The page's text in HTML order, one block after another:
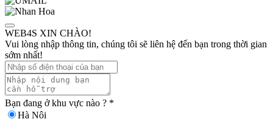
WEB4S XIN CHÀO!
Vui lòng nhập thông tin, chúng tôi sẽ liên hệ đến bạn trong thời gian
sớm nhất!
Bạn đang ở khu vực nào ? *
Hà Nội